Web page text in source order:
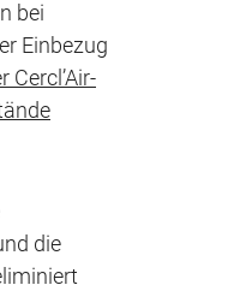
bei
Einbezug
Cercl’Air-
die